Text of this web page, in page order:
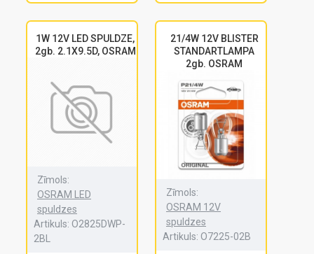
1W 12V LED SPULDZE,
2gb. 2.1X9.5D, OSRAM
Zīmols:
OSRAM LED
spuldzes
Artikuls: O2825DWP-
2BL
21/4W 12V BLISTER
STANDARTLAMPA
2gb. OSRAM
Zīmols:
OSRAM 12V
spuldzes
Artikuls: O7225-02B